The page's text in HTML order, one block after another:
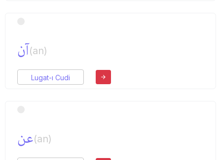
آن(an)
Lugat-ı Cudi
عن(an)